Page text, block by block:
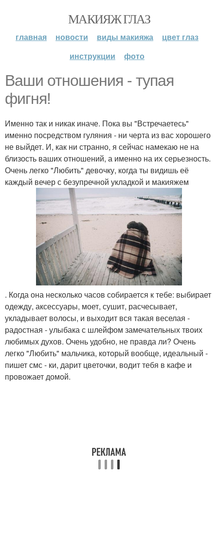
МАКИЯЖ ГЛАЗ
главная новости виды макияжа
цвет глаз
инструкции
фото
Ваши отношения - тупая
фигня!
Именно так и никак иначе. Пока вы "Встречаетесь"
именно посредством гуляния - ни черта из вас хорошего
не выйдет. И, как ни странно, я сейчас намекаю не на
близость ваших отношений, а именно на их серьезность.
Очень легко "Любить" девочку, когда ты видишь её
каждый вечер с безупречной укладкой и макияжем
. Когда она несколько часов собирается к тебе: выбирает
одежду, аксессуары, моет, сушит, расчесывает,
укладывает волосы, и выходит вся такая веселая -
радостная - улыбака с шлейфом замечательных твоих
любимых духов. Очень удобно, не правда ли? Очень
легко "Любить" мальчика, который вообще, идеальный -
пишет смс - ки, дарит цветочки, водит тебя в кафе и
провожает домой.